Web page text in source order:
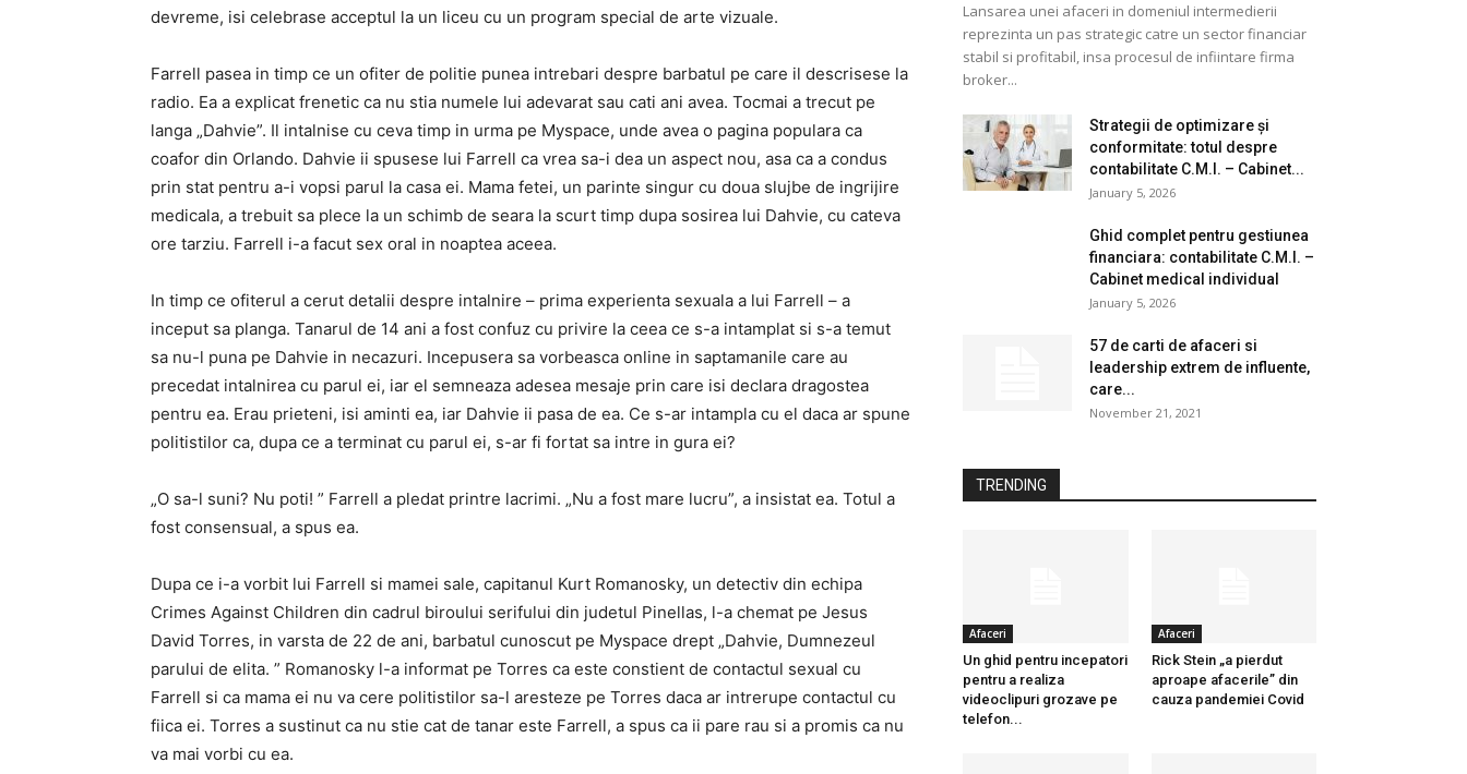
devreme, isi celebrase acceptul la un liceu cu un program special de arte vizuale.
Farrell pasea in timp ce un ofiter de politie punea intrebari despre barbatul pe care il descrisese la
radio. Ea a explicat frenetic ca nu stia numele lui adevarat sau cati ani avea. Tocmai a trecut pe
langa „Dahvie”. Il intalnise cu ceva timp in urma pe Myspace, unde avea o pagina populara ca
coafor din Orlando. Dahvie ii spusese lui Farrell ca vrea sa-i dea un aspect nou, asa ca a condus
prin stat pentru a-i vopsi parul la casa ei. Mama fetei, un parinte singur cu doua slujbe de ingrijire
medicala, a trebuit sa plece la un schimb de seara la scurt timp dupa sosirea lui Dahvie, cu cateva
ore tarziu. Farrell i-a facut sex oral in noaptea aceea.
In timp ce ofiterul a cerut detalii despre intalnire – prima experienta sexuala a lui Farrell – a
inceput sa planga. Tanarul de 14 ani a fost confuz cu privire la ceea ce s-a intamplat si s-a temut
sa nu-l puna pe Dahvie in necazuri. Incepusera sa vorbeasca online in saptamanile care au
precedat intalnirea cu parul ei, iar el semneaza adesea mesaje prin care isi declara dragostea
pentru ea. Erau prieteni, isi aminti ea, iar Dahvie ii pasa de ea. Ce s-ar intampla cu el daca ar spune
politistilor ca, dupa ce a terminat cu parul ei, s-ar fi fortat sa intre in gura ei?
„O sa-l suni? Nu poti! ” Farrell a pledat printre lacrimi. „Nu a fost mare lucru”, a insistat ea. Totul a
fost consensual, a spus ea.
Dupa ce i-a vorbit lui Farrell si mamei sale, capitanul Kurt Romanosky, un detectiv din echipa
Crimes Against Children din cadrul biroului serifului din judetul Pinellas, l-a chemat pe Jesus
David Torres, in varsta de 22 de ani, barbatul cunoscut pe Myspace drept „Dahvie, Dumnezeul
parului de elita. ” Romanosky l-a informat pe Torres ca este constient de contactul sexual cu
Farrell si ca mama ei nu va cere politistilor sa-l aresteze pe Torres daca ar intrerupe contactul cu
fiica ei. Torres a sustinut ca nu stie cat de tanar este Farrell, a spus ca ii pare rau si a promis ca nu
va mai vorbi cu ea.
Lansarea unei afaceri in domeniul intermedierii
reprezinta un pas strategic catre un sector financiar
stabil si profitabil, insa procesul de infiintare firma
broker...
Strategii de optimizare și
conformitate: totul despre
contabilitate C.M.I. – Cabinet...
January 5, 2026
Ghid complet pentru gestiunea
financiara: contabilitate C.M.I. –
Cabinet medical individual
January 5, 2026
57 de carti de afaceri si
leadership extrem de influente,
care...
November 21, 2021
TRENDING
Afaceri
Un ghid pentru incepatori
pentru a realiza
videoclipuri grozave pe
telefon...
Afaceri
Rick Stein „a pierdut
aproape afacerile” din
cauza pandemiei Covid